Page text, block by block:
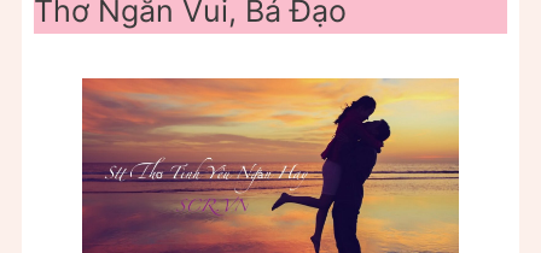
Thơ Ngắn Vui, Bá Đạo